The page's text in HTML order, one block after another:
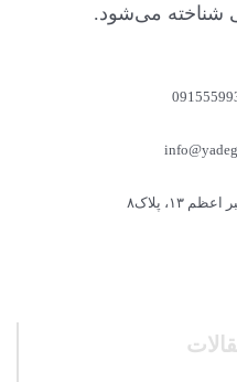
شناخته می‌شود.
۱۳، پلاک۸